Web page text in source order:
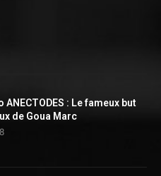
ANECTODES : Le fameux but
de Goua Marc